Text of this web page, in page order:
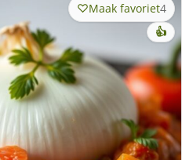
Maak favoriet4
👍